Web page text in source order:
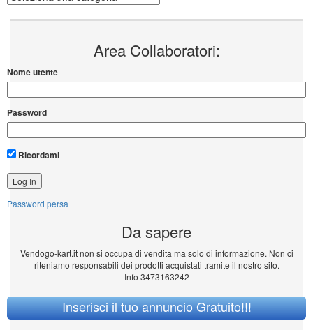
Area Collaboratori:
Nome utente
Password
Ricordami
Password persa
Da sapere
Vendogo-kart.it non si occupa di vendita ma solo di informazione. Non ci
riteniamo responsabili dei prodotti acquistati tramite il nostro sito.
Info 3473163242
Inserisci il tuo annuncio Gratuito!!!